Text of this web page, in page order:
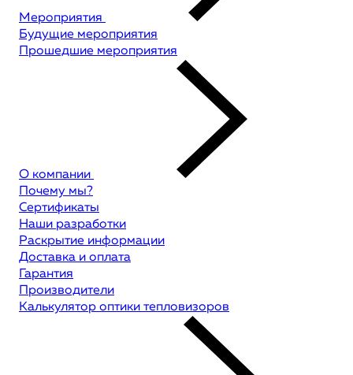
Мероприятия
Будущие мероприятия
Прошедшие мероприятия
О компании
Почему мы?
Сертификаты
Наши разработки
Раскрытие информации
Доставка и оплата
Гарантия
Производители
Калькулятор оптики тепловизоров